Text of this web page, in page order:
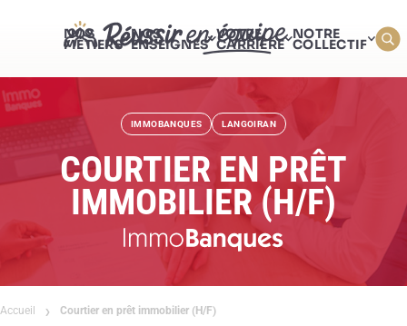
NOS
MÉTIERS
NOS
ENSEIGNES
VOTRE
CARRIÈRE
NOTRE
COLLECTIF
IMMOBANQUES LANGOIRAN
COURTIER EN PRÊT
IMMOBILIER (H/F)
Accueil Courtier en prêt immobilier (H/F)